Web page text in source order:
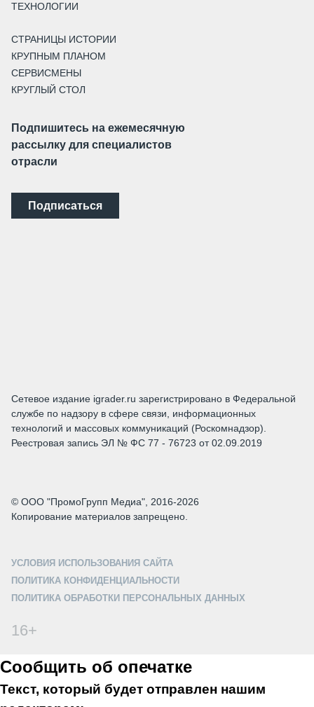
ТЕХНОЛОГИИ
СТРАНИЦЫ ИСТОРИИ
КРУПНЫМ ПЛАНОМ
СЕРВИСМЕНЫ
КРУГЛЫЙ СТОЛ
Подпишитесь на ежемесячную
рассылку для специалистов
отрасли
Подписаться
Сетевое издание igrader.ru зарегистрировано в Федеральной
службе по надзору в сфере связи, информационных
технологий и массовых коммуникаций (Роскомнадзор).
Реестровая запись ЭЛ № ФС 77 - 76723 от 02.09.2019
© ООО "ПромоГрупп Медиа", 2016-2026
Копирование материалов запрещено.
УСЛОВИЯ ИСПОЛЬЗОВАНИЯ САЙТА
ПОЛИТИКА КОНФИДЕНЦИАЛЬНОСТИ
ПОЛИТИКА ОБРАБОТКИ ПЕРСОНАЛЬНЫХ ДАННЫХ
16+
Сообщить об опечатке
Текст, который будет отправлен нашим